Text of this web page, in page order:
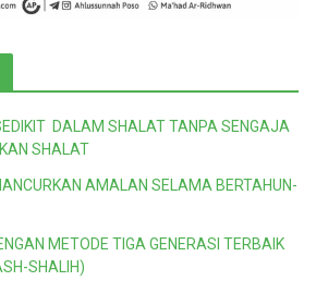
DALAM SHALAT TANPA SENGAJA
SHALAT
AMALAN SELAMA BERTAHUN-
METODE TIGA GENERASI TERBAIK
SHALIH)